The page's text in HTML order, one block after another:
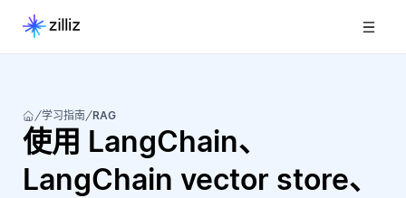
学习指南 RAG
使用 LangChain、
LangChain vector store、